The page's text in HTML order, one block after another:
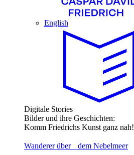
English
Digitale Stories
Bilder und ihre Geschichten:
Komm Friedrichs Kunst ganz nah!
Wanderer über dem Nebelmeer